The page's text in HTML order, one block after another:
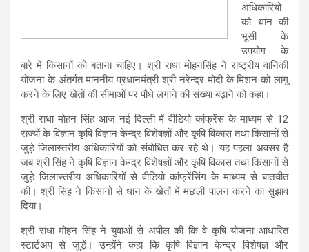
अधिकारियों
को धान की
भूसी के
उपयोग के
बारे में किसानों को बताना चाहिए। श्री राधा मोहनसिंह ने राष्‍ट्रीय वानिकी
योजना के अंतर्गत माननीय प्रधानमंत्री श्री नरेन्‍द्र मोदी के मिशन को लागू
करने के लिए खेतों की सीमाओं पर पौधे लगाने की संख्‍या बढ़ाने को कहा।
श्री राधा मोहन सिंह आज नई दिल्‍ली में वीडियो कांफ्रेंस के माध्‍यम से 12
राज्‍यों के विज्ञान कृषि विज्ञान केन्‍द्र विशेषज्ञों और कृषि विकास तथा किसानों से
जुड़े जिलास्‍तरीय अधिकारियों को संबोधित कर रहे थे। यह पहला अवसर है
जब श्री सिंह ने कृषि विज्ञान केन्‍द्र विशेषज्ञों और कृषि विकास तथा किसानों से
जुड़े जिलास्‍तरीय अधिकारियों से वीडियो कांफ्रेंसिंग के माध्‍यम से बातचीत
की। श्री सिंह ने किसानों से धान के खेतों में मछली पालन करने का सुझाव
दिया।
श्री राधा मोहन सिंह ने युवाओं से अपील की कि वे कृषि योजना आधारित
स्‍टार्टअप से जुड़ें। उन्‍होंने कहा कि कृषि विज्ञान केन्‍द्र विशेषज्ञ और